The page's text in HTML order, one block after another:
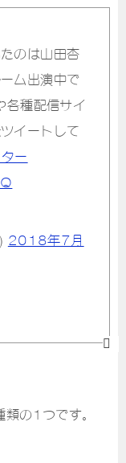
のは山田杏
ム出演中で
種配信サイ
イートして
ー
2018年7月
の1つです。